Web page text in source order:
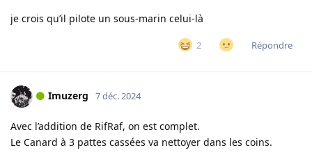
je crois qu’il pilote un sous-marin celui-là
2 Répondre
Imuzerg 7 déc. 2024
Avec l’addition de RifRaf, on est complet.
Le Canard à 3 pattes cassées va nettoyer dans les coins.